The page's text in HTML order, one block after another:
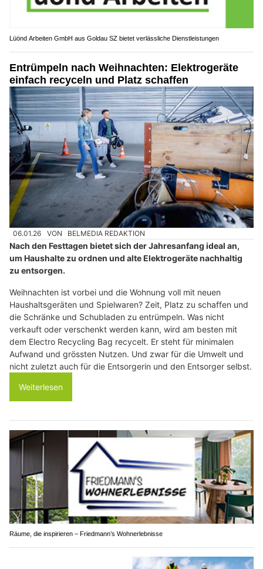
Lüönd Arbeiten GmbH aus Goldau SZ bietet verlässliche Dienstleistungen
Entrümpeln nach Weihnachten: Elektrogeräte
einfach recyceln und Platz schaffen
06.01.26 VON BELMEDIA REDAKTION
Nach den Festtagen bietet sich der Jahresanfang ideal an,
um Haushalte zu ordnen und alte Elektrogeräte nachhaltig
zu entsorgen.
Weihnachten ist vorbei und die Wohnung voll mit neuen
Haushaltsgeräten und Spielwaren? Zeit, Platz zu schaffen und
die Schränke und Schubladen zu entrümpeln. Was nicht
verkauft oder verschenkt werden kann, wird am besten mit
dem Electro Recycling Bag recycelt. Er steht für minimalen
Aufwand und grössten Nutzen. Und zwar für die Umwelt und
nicht zuletzt auch für die Entsorgerin und den Entsorger selbst.
Weiterlesen
Räume, die inspirieren – Friedmann’s Wohnerlebnisse